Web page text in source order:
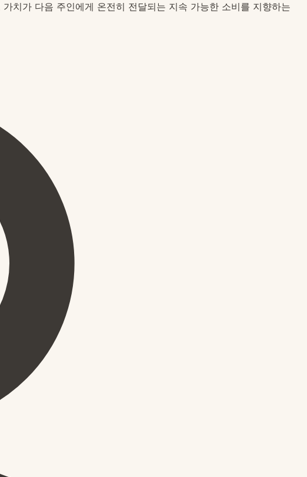
치가 다음 주인에게 온전히 전달되는 지속 가능한 소비를 지향하는